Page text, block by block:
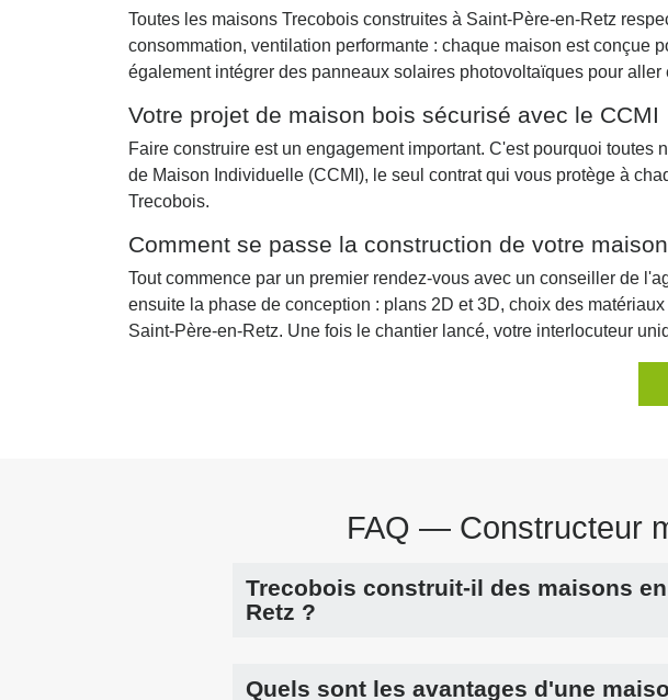
Toutes les maisons Trecobois construites à Saint-Père-en-Retz
consommation, ventilation performante : chaque maison est conçue
également intégrer des panneaux solaires photovoltaïques pour
Votre projet de maison bois sécurisé avec le CCMI
Faire construire est un engagement important. C'est pourquoi
de Maison Individuelle (CCMI), le seul contrat qui vous protège à
Trecobois.
Comment se passe la construction de votre
Tout commence par un premier rendez-vous avec un conseiller de
ensuite la phase de conception : plans 2D et 3D, choix des
Saint-Père-en-Retz. Une fois le chantier lancé, votre interlocuteur
FAQ — Constructeur
Trecobois construit-il des maisons
Retz ?
Quels sont les avantages d'une